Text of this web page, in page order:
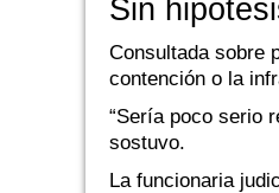
Sin
Consultada sobre
contención o la
“Sería poco serio
sostuvo.
La funcionaria